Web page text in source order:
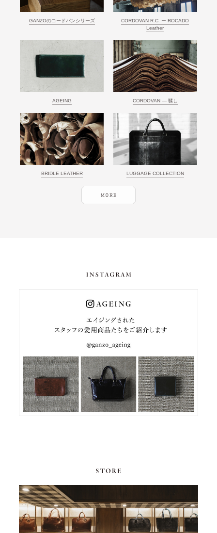
GANZOのコードバンシリーズ
CORDOVAN R.C. ー ROCADO
Leather
AGEING CORDOVAN ― 鞣し
BRIDLE LEATHER LUGGAGE COLLECTION